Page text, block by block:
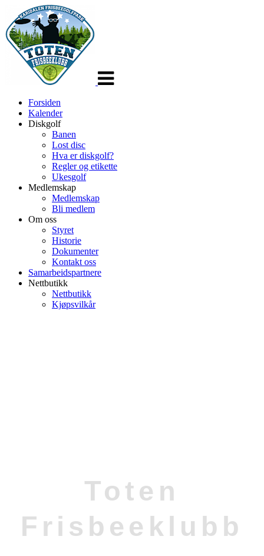
Forsiden
Kalender
Diskgolf
Banen
Lost disc
Hva er diskgolf?
Regler og etikette
Ukesgolf
Medlemskap
Medlemskap
Bli medlem
Om oss
Styret
Historie
Dokumenter
Kontakt oss
Samarbeidspartnere
Nettbutikk
Nettbutikk
Kjøpsvilkår
Toten
Frisbeeklubb